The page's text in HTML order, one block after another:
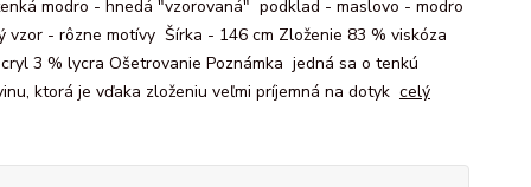
modro - hnedá "vzorovaná" podklad - maslovo - modro
vzor - rôzne motívy Šírka - 146 cm Zloženie 83 % viskóza
3 % lycra Ošetrovanie Poznámka jedná sa o tenkú
ktorá je vďaka zloženiu veľmi príjemná na dotyk celý